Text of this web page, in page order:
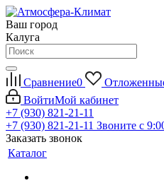
Ваш город
Калуга
Сравнение0
ВойтиМой кабинет
+7 (930) 821-21-11
+7 (930) 821-21-11 Звоните с
Заказать звонок
Каталог